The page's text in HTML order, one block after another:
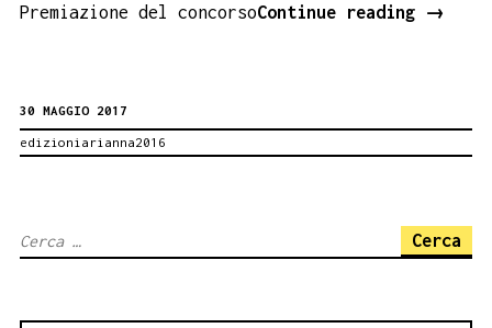
Premiazione del concorsoContinue reading →
30 MAGGIO 2017
edizioniarianna2016
Ricerca